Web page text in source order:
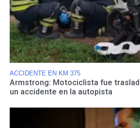
ACCIDENTE EN KM 375
Armstrong: Motociclista fue
un accidente en la autopista